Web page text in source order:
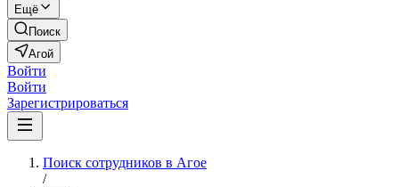
Ещё
Поиск
Агой
Войти
Войти
Зарегистрироваться
Поиск сотрудников в Агое
/